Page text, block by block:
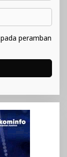
peramban